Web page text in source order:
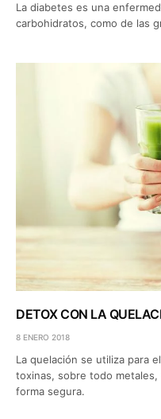
La diabetes es una
carbohidratos, como de las
DETOX CON LA
8 ENERO 2018
La quelación se utiliza para
toxinas, sobre todo
forma segura.